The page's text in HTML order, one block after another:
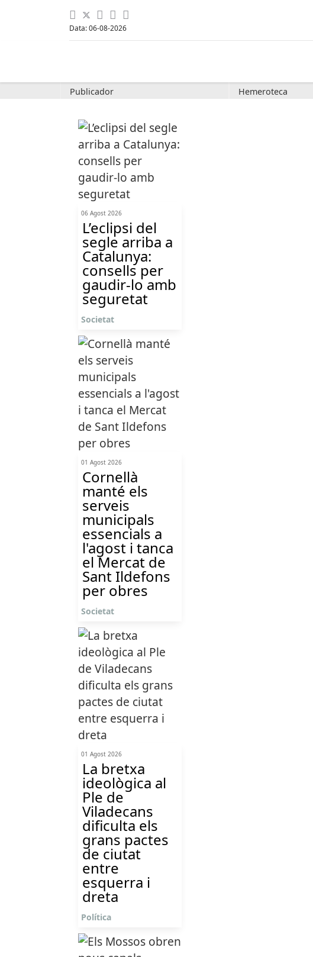
Data: 06-08-2026
Publicador Hemeroteca
06 Agost 2026
L’eclipsi del
segle arriba a
Catalunya:
consells per
gaudir-lo amb
seguretat
Societat
01 Agost 2026
Cornellà
manté els
serveis
municipals
essencials a
l'agost i tanca
el Mercat de
Sant Ildefons
per obres
Societat
01 Agost 2026
La bretxa
ideològica al
Ple de
Viladecans
dificulta els
grans pactes
de ciutat
entre
esquerra i
dreta
Política